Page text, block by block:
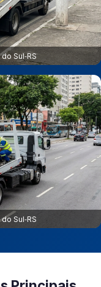
Sul‑RS
Sul‑RS